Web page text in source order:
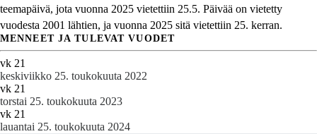
teemapäivä, jota vuonna 2025 vietettiin 25.5. Päivää on vietetty
vuodesta 2001 lähtien, ja vuonna 2025 sitä vietettiin 25. kerran.
MENNEET JA TULEVAT VUODET
vk 21
keskiviikko 25. toukokuuta 2022
vk 21
torstai 25. toukokuuta 2023
vk 21
lauantai 25. toukokuuta 2024